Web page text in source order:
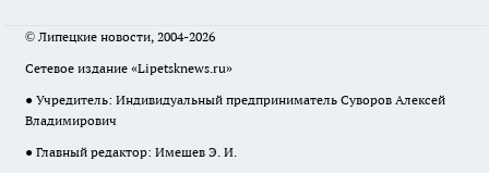
© Липецкие новости, 2004-2026
Сетевое издание «Lipetsknews.ru»
● Учредитель: Индивидуальный предприниматель Суворов Алексей
Владимирович
● Главный редактор: Имешев Э. И.